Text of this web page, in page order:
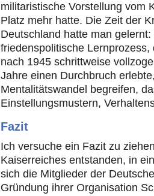
militaristische Vorstellung vom
Platz mehr hatte. Die Zeit der
Deutschland hatte man
friedenspolitische
nach 1945 schrittweise
Jahre einen Durchbruch
Mentalitätswandel begreifen,
Einstellungsmustern,
Fazit
Ich versuche ein Fazit zu
Kaiserreiches entstanden, in
sich die Mitglieder der
Gründung ihrer Organisation